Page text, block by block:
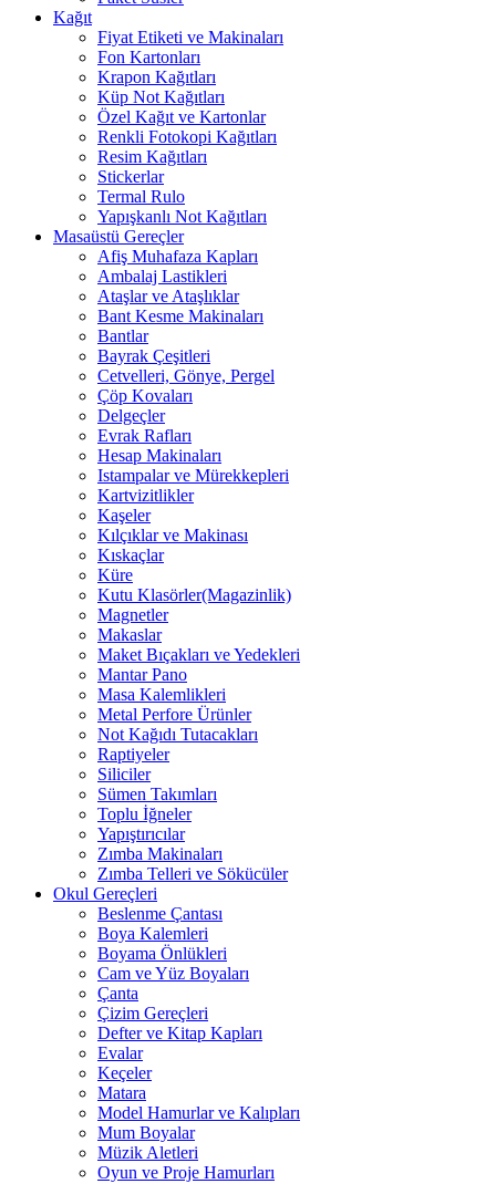
Kağıt
Fiyat Etiketi ve Makinaları
Fon Kartonları
Krapon Kağıtları
Küp Not Kağıtları
Özel Kağıt ve Kartonlar
Renkli Fotokopi Kağıtları
Resim Kağıtları
Stickerlar
Termal Rulo
Yapışkanlı Not Kağıtları
Masaüstü Gereçler
Afiş Muhafaza Kapları
Ambalaj Lastikleri
Ataşlar ve Ataşlıklar
Bant Kesme Makinaları
Bantlar
Bayrak Çeşitleri
Cetvelleri, Gönye, Pergel
Çöp Kovaları
Delgeçler
Evrak Rafları
Hesap Makinaları
Istampalar ve Mürekkepleri
Kartvizitlikler
Kaşeler
Kılçıklar ve Makinası
Kıskaçlar
Küre
Kutu Klasörler(Magazinlik)
Magnetler
Makaslar
Maket Bıçakları ve Yedekleri
Mantar Pano
Masa Kalemlikleri
Metal Perfore Ürünler
Not Kağıdı Tutacakları
Raptiyeler
Siliciler
Sümen Takımları
Toplu İğneler
Yapıştırıcılar
Zımba Makinaları
Zımba Telleri ve Sökücüler
Okul Gereçleri
Beslenme Çantası
Boya Kalemleri
Boyama Önlükleri
Cam ve Yüz Boyaları
Çanta
Çizim Gereçleri
Defter ve Kitap Kapları
Evalar
Keçeler
Matara
Model Hamurlar ve Kalıpları
Mum Boyalar
Müzik Aletleri
Oyun ve Proje Hamurları